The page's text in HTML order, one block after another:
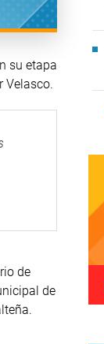
su etapa
Velasco.
de
de